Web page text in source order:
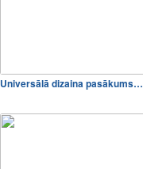
Universālā dizaina pasākums…